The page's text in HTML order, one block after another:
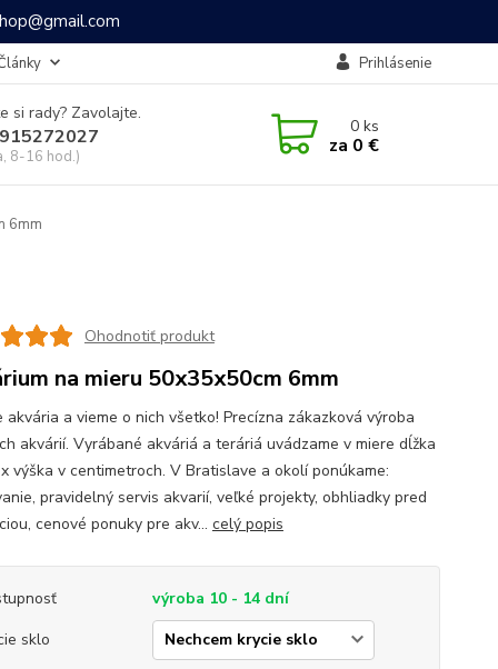
Prihlásenie
si rady? Zavolajte.
8-16 hod.)
0ks
za 0 €
6mm
Ohodnotiť produkt
na mieru 50x35x50cm 6mm
akvária a vieme o nich všetko! Precízna zákazková výroba
akvárií. Vyrábané akváriá a teráriá uvádzame v miere dĺžka
výška v centimetroch. V Bratislave a okolí ponúkame:
pravidelný servis akvarií, veľké projekty, obhliadky pred
cenové ponuky pre akv... celý popis
výroba 10 - 14 dní
sklo